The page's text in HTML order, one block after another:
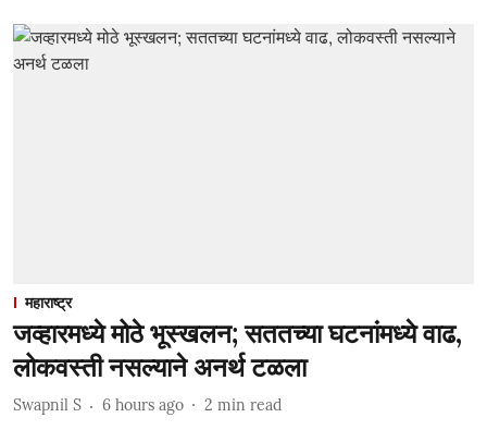
महाराष्ट्र
जव्हारमध्ये मोठे भूस्खलन; सततच्या घटनांमध्ये वाढ,
लोकवस्ती नसल्याने अनर्थ टळला
Swapnil S 6 hours ago 2 min read